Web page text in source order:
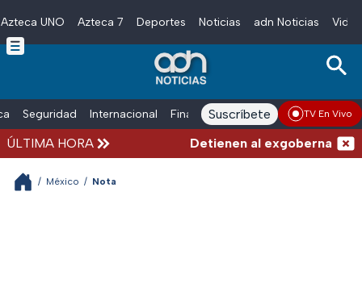
Skip to main content
Azteca UNO Azteca 7 Deportes Noticias adn Noticias
Seguridad Internacional Finanzas adn Noticias Radio
Suscríbete TV En Vivo
ÚLTIMA HORA Detienen al exgobernador de
/ México / Nota